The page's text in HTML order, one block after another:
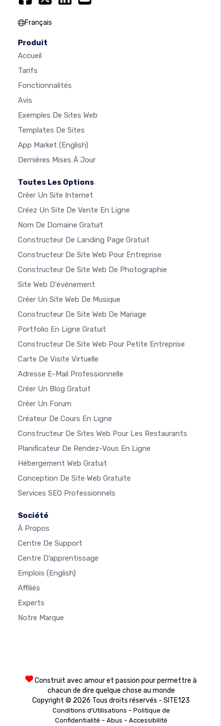
Français
Produit
Accueil
Tarifs
Fonctionnalités
Avis
Exemples De Sites Web
Templates De Sites
App Market (English)
Dernières Mises À Jour
Toutes Les Options
Créer Un Site Internet
Créez Un Site De Vente En Ligne
Nom De Domaine Gratuit
Constructeur De Landing Page Gratuit
Constructeur De Site Web Pour Entreprise
Constructeur De Site Web De Photographie
Site Web D'événement
Créer Un Site Web De Musique
Constructeur De Site Web De Mariage
Portfolio En Ligne Gratuit
Constructeur De Site Web Pour Petite Entreprise
Carte De Visite Virtuelle
Adresse E-Mail Professionnelle
Créer Un Blog Gratuit
Créer Un Forum
Créateur De Cours En Ligne
Constructeur De Sites Web Pour Les Restaurants
Planificateur De Rendez-Vous En Ligne
Hébergement Web Gratuit
Conception De Site Web Gratuite
Services SEO Professionnels
Société
À Propos
Centre De Support
Centre D’apprentissage
Emplois (English)
Affiliés
Experts
Notre Marque
Construit avec amour et passion pour permettre à
chacun de dire quelque chose au monde
Copyright © 2026 Tous droits réservés - SITE123
Conditions d'Utilisations - Politique de
Confidentialité - Abus - Accessibilité